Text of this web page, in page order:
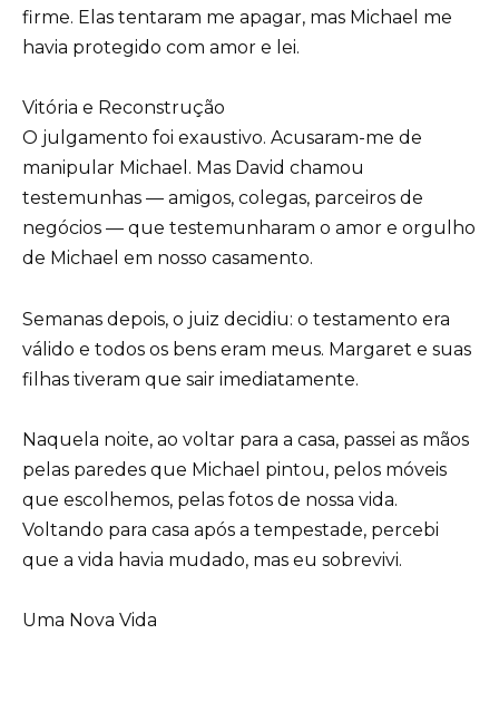
firme. Elas tentaram me apagar, mas Michael me
havia protegido com amor e lei.
Vitória e Reconstrução
O julgamento foi exaustivo. Acusaram-me de
manipular Michael. Mas David chamou
testemunhas — amigos, colegas, parceiros de
negócios — que testemunharam o amor e orgulho
de Michael em nosso casamento.
Semanas depois, o juiz decidiu: o testamento era
válido e todos os bens eram meus. Margaret e suas
filhas tiveram que sair imediatamente.
Naquela noite, ao voltar para a casa, passei as mãos
pelas paredes que Michael pintou, pelos móveis
que escolhemos, pelas fotos de nossa vida.
Voltando para casa após a tempestade, percebi
que a vida havia mudado, mas eu sobrevivi.
Uma Nova Vida